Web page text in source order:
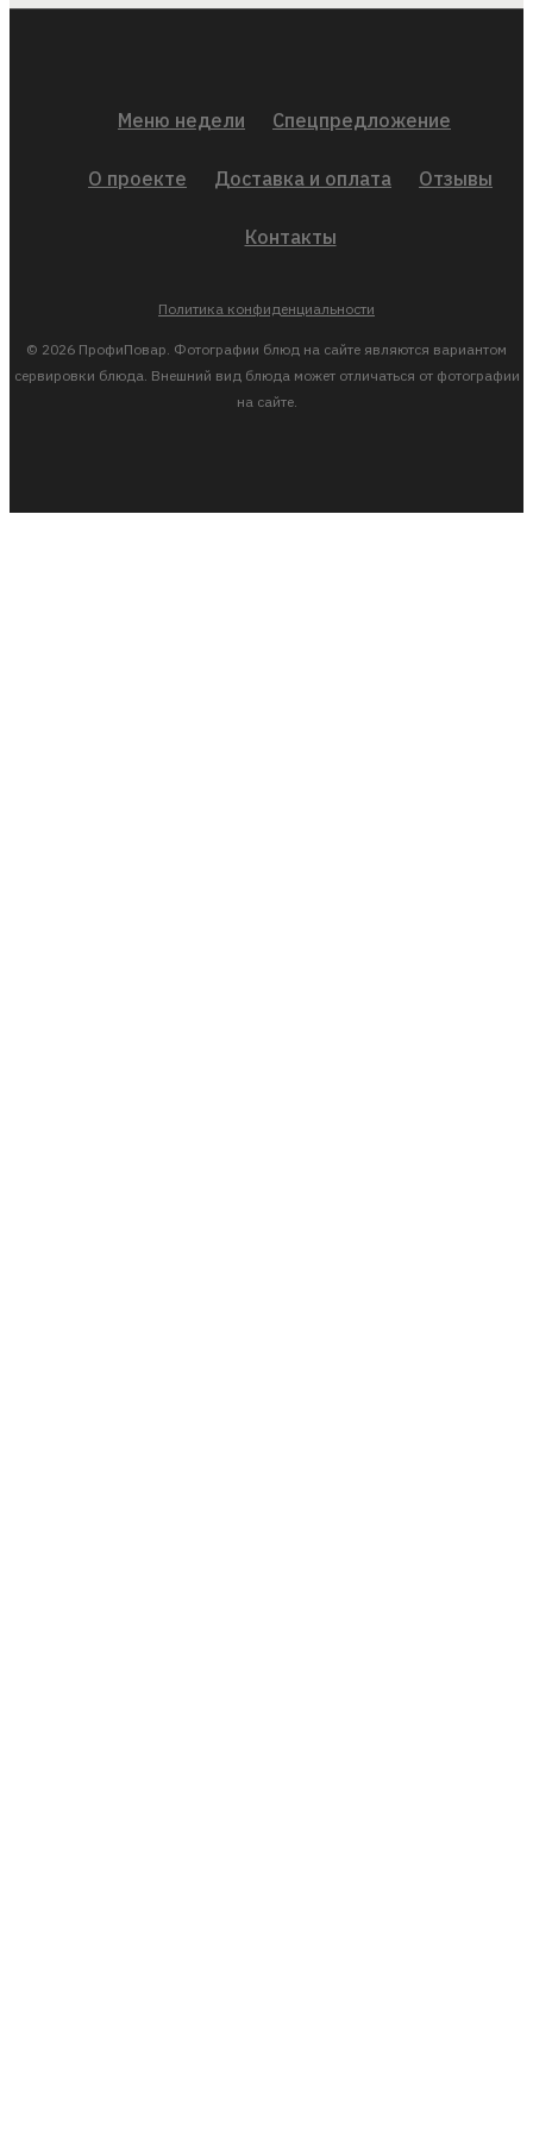
Меню недели Спецпредложение
О проекте Доставка и оплата Отзывы
Контакты
Политика конфиденциальности
© 2026 ПрофиПовар. Фотографии блюд на сайте являются вариантом
сервировки блюда. Внешний вид блюда может отличаться от фотографии
на сайте.